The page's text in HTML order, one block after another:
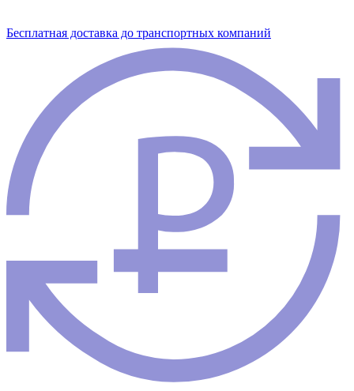
Бесплатная доставка до транспортных компаний